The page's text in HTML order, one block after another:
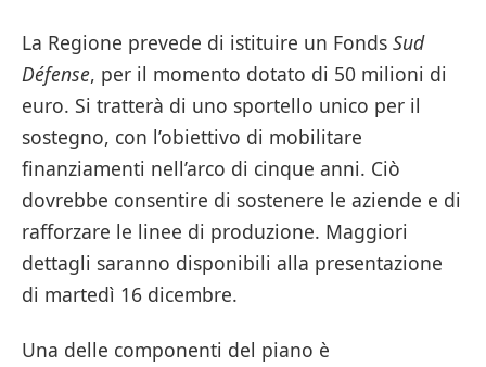
La Regione prevede di istituire un Fonds Sud
Défense, per il momento dotato di 50 milioni di
euro. Si tratterà di uno sportello unico per il
sostegno, con l’obiettivo di mobilitare
finanziamenti nell’arco di cinque anni. Ciò
dovrebbe consentire di sostenere le aziende e di
rafforzare le linee di produzione. Maggiori
dettagli saranno disponibili alla presentazione
di martedì 16 dicembre.
Una delle componenti del piano è